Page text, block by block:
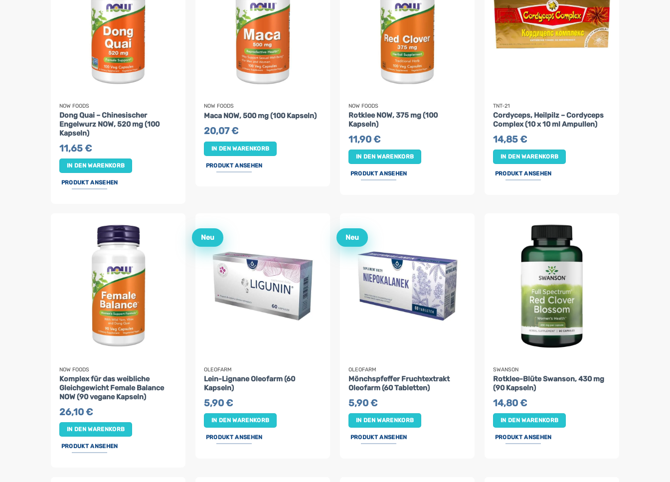
NOW FOODS
Dong Quai – Chinesischer
Engelwurz NOW, 520 mg (100
Kapseln)
11,65€
IN DEN WARENKORB
PRODUKT ANSEHEN
NOW FOODS
Maca NOW, 500 mg (100 Kapseln)
20,07€
IN DEN WARENKORB
PRODUKT ANSEHEN
NOW FOODS
Rotklee NOW, 375 mg (100
Kapseln)
11,90€
IN DEN WARENKORB
PRODUKT ANSEHEN
TNT-21
Cordyceps, Heilpilz – Cordyceps
Complex (10 x 10 ml Ampullen)
14,85€
IN DEN WARENKORB
PRODUKT ANSEHEN
NOW FOODS
Komplex für das weibliche
Gleichgewicht Female Balance
NOW (90 vegane Kapseln)
26,10€
IN DEN WARENKORB
PRODUKT ANSEHEN
Neu
OLEOFARM
Lein-Lignane Oleofarm (60
Kapseln)
5,90€
IN DEN WARENKORB
PRODUKT ANSEHEN
Neu
OLEOFARM
Mönchspfeffer Fruchtextrakt
Oleofarm (60 Tabletten)
5,90€
IN DEN WARENKORB
PRODUKT ANSEHEN
SWANSON
Rotklee-Blüte Swanson, 430 mg
(90 Kapseln)
14,80€
IN DEN WARENKORB
PRODUKT ANSEHEN